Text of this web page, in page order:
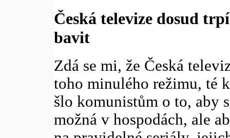
Česká televize dosud
bavit
Zdá se mi, že Česká
toho minulého režimu, té
šlo komunistům o to, aby
možná v hospodách, ale